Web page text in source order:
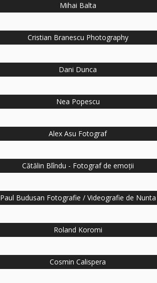
Mihai Balta
Cristian Branescu Photography
Dani Dunca
Nea Popescu
Alex Asu Fotograf
Cătălin Blîndu - Fotograf de emoții
Paul Budusan Fotografie / Videografie de Nunta
Roland Koromi
Cosmin Calispera